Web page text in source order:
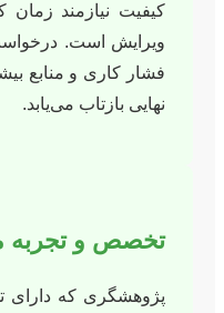
کیفیت نیازمند
ویرایش است.
فشار کاری و منابع
نهایی بازتاب می‌یابد.
تخصص و تجربه
پژوهشگری که دارای